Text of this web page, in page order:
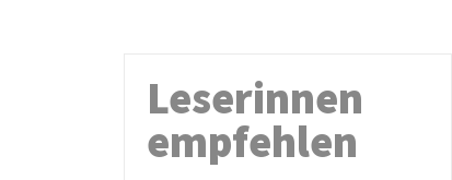
Leserinnen
empfehlen